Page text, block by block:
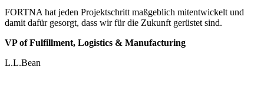
FORTNA hat jeden Projektschritt maßgeblich mitentwickelt und
damit dafür gesorgt, dass wir für die Zukunft gerüstet sind.
VP of Fulfillment, Logistics & Manufacturing
L.L.Bean